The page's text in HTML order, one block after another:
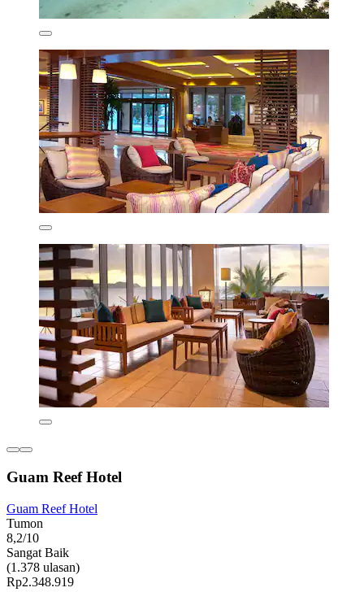
Guam Reef Hotel
Guam Reef Hotel
Tumon
8,2/10
Sangat Baik
(1.378 ulasan)
Rp2.348.919